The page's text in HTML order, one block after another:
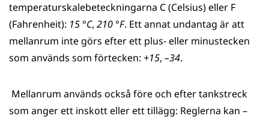
temperaturskalebeteckningarna C (Celsius) eller F
(Fahrenheit): 15 °C, 210 °F. Ett annat undantag är att
mellanrum inte görs efter ett plus- eller minustecken
som används som förtecken: +15, –34.
Mellanrum används också före och efter tankstreck
som anger ett inskott eller ett tillägg: Reglerna kan –